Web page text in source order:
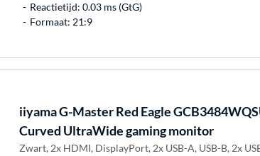
Reactietijd: 0.03 ms (GtG)
Formaat: 21:9
iiyamaG-Master Red Eagle
Curved UltraWide gaming monitor
Zwart, 2x HDMI, DisplayPort, 2x USB-A, USB-B, 2x